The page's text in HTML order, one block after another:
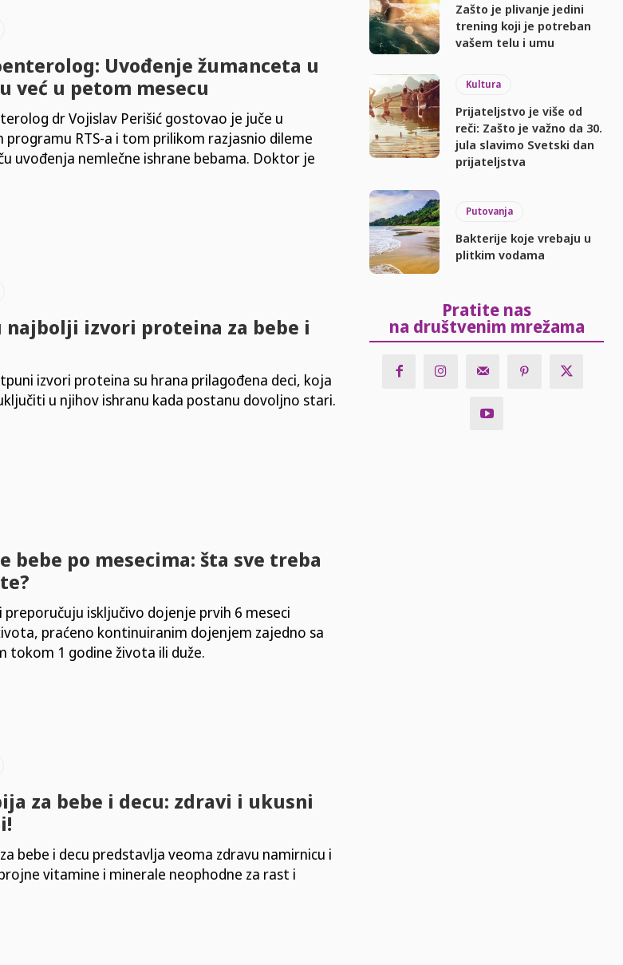
Uvođenje žumanceta u
već u petom mesecu
dr Vojislav Perišić gostovao je juče u
programu RTS-a i tom prilikom razjasnio dileme
nemlečne ishrane bebama. Doktor je
najbolji izvori proteina za bebe i
izvori proteina su hrana prilagođena deci, koja
u njihov ishranu kada postanu dovoljno stari.
bebe po mesecima: šta sve treba
preporučuju isključivo dojenje prvih 6 meseci
praćeno kontinuiranim dojenjem zajedno sa
tokom 1 godine života ili duže.
za bebe i decu: zdravi i ukusni
bebe i decu predstavlja veoma zdravu namirnicu i
vitamine i minerale neophodne za rast i
Zašto je plivanje jedini
trening koji je potreban
vašem telu i umu
Kultura
Prijateljstvo je više od
reči: Zašto je važno da 30.
jula slavimo Svetski dan
prijateljstva
Putovanja
Bakterije koje vrebaju u
plitkim vodama
Pratite nas
na društvenim mrežama